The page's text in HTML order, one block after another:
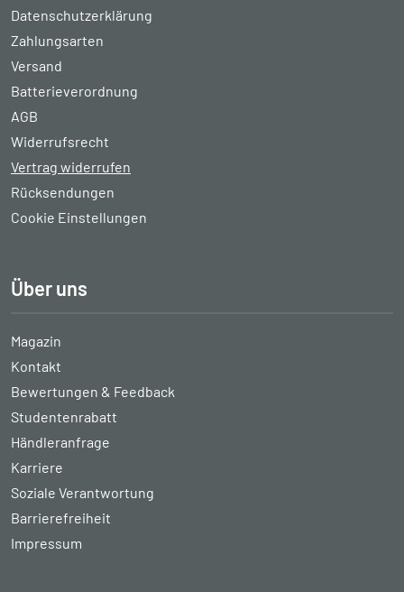
Datenschutzerklärung
Zahlungsarten
Versand
Batterieverordnung
AGB
Widerrufsrecht
Vertrag widerrufen
Rücksendungen
Cookie Einstellungen
Über uns
Magazin
Kontakt
Bewertungen & Feedback
Studentenrabatt
Händleranfrage
Karriere
Soziale Verantwortung
Barrierefreiheit
Impressum